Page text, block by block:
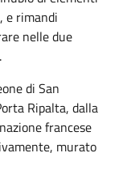
e rimandi
nelle due
di San
Ripalta, dalla
francese
murato